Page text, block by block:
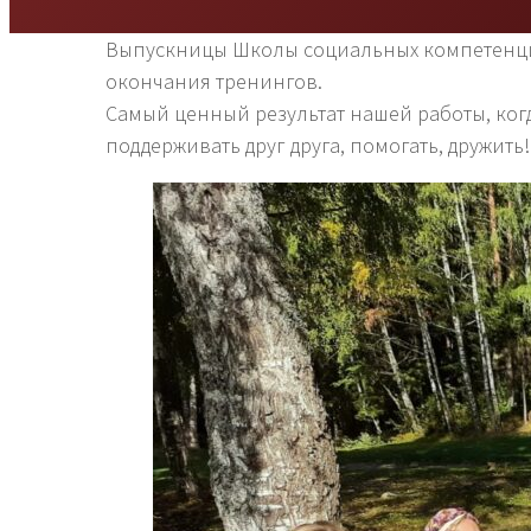
Выпускницы Школы социальных
окончания тренингов.
Самый ценный результат нашей работы,
поддерживать друг друга, помогать, дружить!